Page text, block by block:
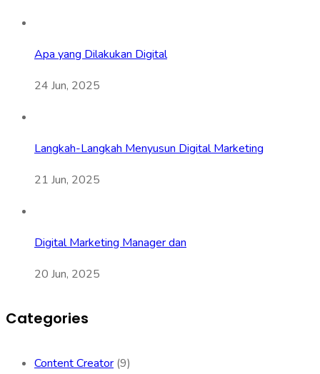
Apa yang Dilakukan Digital
24 Jun, 2025
Langkah-Langkah Menyusun Digital Marketing
21 Jun, 2025
Digital Marketing Manager dan
20 Jun, 2025
Categories
Content Creator (9)